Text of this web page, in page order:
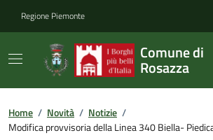
Regione Piemonte
Comune di
Rosazza
Home / Novità / Notizie /
Modifica provvisoria della Linea 340 Biella-